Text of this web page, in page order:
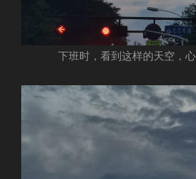
下班时，看到这样的天空，